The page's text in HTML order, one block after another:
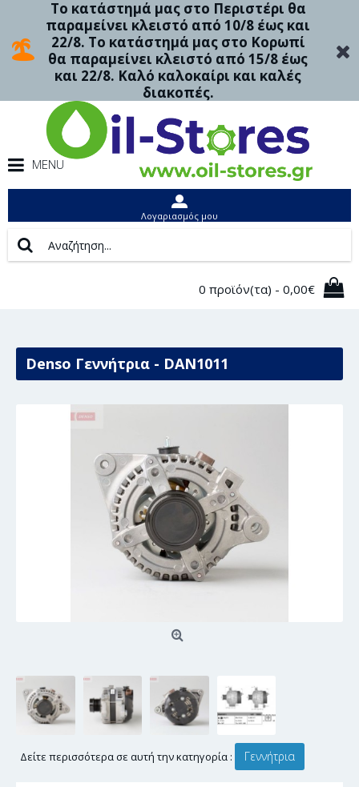
Το κατάστημά μας στο Περιστέρι θα
παραμείνει κλειστό από 10/8 έως και
22/8. Το κατάστημά μας στο Κορωπί
θα παραμείνει κλειστό από 15/8 έως
και 22/8. Καλό καλοκαίρι και καλές
διακοπές.
MENU
Λογαριασμός μου
0 προϊόν(τα) - 0,00€
Denso Γεννήτρια - DAN1011
Δείτε περισσότερα σε αυτή την κατηγορία : Γεννήτρια